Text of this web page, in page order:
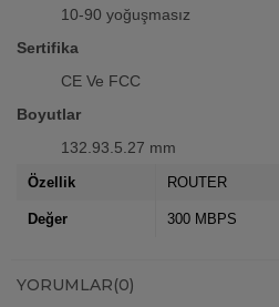
10-90 yoğuşmasız
Sertifika
CE Ve FCC
Boyutlar
132.93.5.27 mm
Özellik ROUTER
Değer 300 MBPS
YORUMLAR(0)